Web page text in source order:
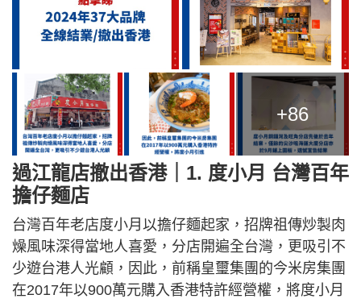
+86
過江龍店撤出香港｜1. 度小月 台灣百年
擔仔麵店
台灣百年老店度小月以擔仔麵起家，招牌祖傳炒製肉
燥風味深得當地人喜愛，分店開遍全台灣，更吸引不
少遊台港人光顧，因此，前稱皇璽集團的今米房集團
在2017年以900萬元購入香港特許經營權，將度小月